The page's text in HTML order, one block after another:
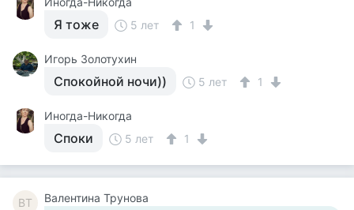
Я тоже 5 лет 1
Игорь Золотухин
Спокойной ночи)) 5 лет 1
Иногда-Никогда
Споки 5 лет 1
ВТ Валентина Трунова